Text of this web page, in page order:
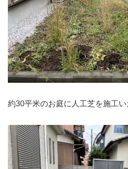
約30平米のお庭に人工芝を施工い